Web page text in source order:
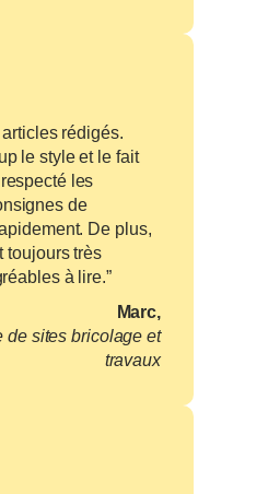
rédigés.
le style et le fait
les
de
De plus,
toujours très
à lire.”
Marc,
de sites bricolage et
travaux